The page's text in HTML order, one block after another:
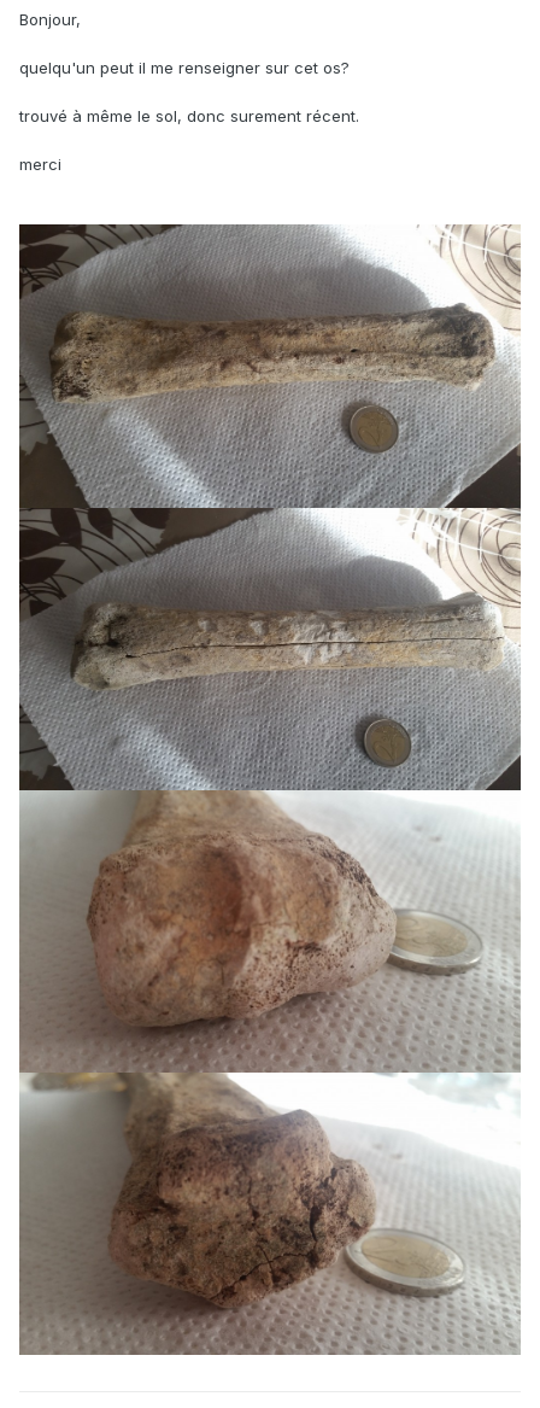
Bonjour,
quelqu'un peut il me renseigner sur cet os?
trouvé à même le sol, donc surement récent.
merci